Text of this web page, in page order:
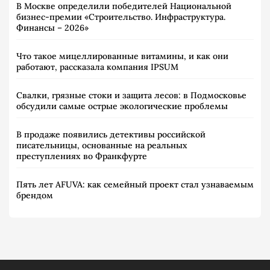
В Москве определили победителей Национальной
бизнес-премии «Строительство. Инфраструктура.
Финансы – 2026»
Что такое мицеллированные витамины, и как они
работают, рассказала компания IPSUM
Свалки, грязные стоки и защита лесов: в Подмосковье
обсудили самые острые экологические проблемы
В продаже появились детективы российской
писательницы, основанные на реальных
преступлениях во Франкфурте
Пять лет AFUVA: как семейный проект стал узнаваемым
брендом